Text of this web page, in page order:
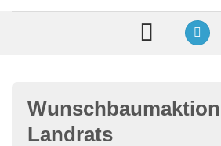
Landrats